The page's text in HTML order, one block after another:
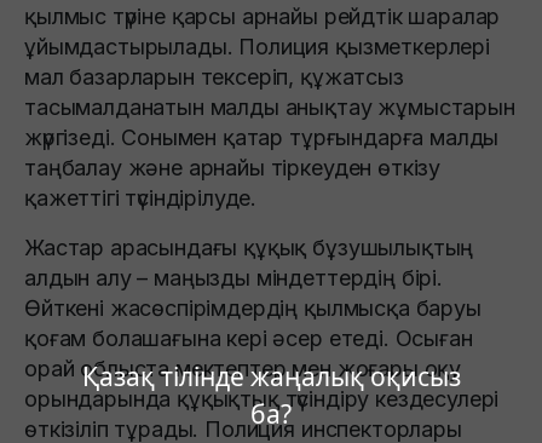
Қазақ тілінде жаңалық оқисыз
ба?
қылмыс түріне қарсы арнайы рейдтік шаралар
ұйымдастырылады. Полиция қызметкерлері
мал базарларын тексеріп, құжатсыз
тасымалданатын малды анықтау жұмыстарын
жүргізеді. Сонымен қатар тұрғындарға малды
таңбалау және арнайы тіркеуден өткізу
қажеттігі түсіндірілуде.
Жастар арасындағы құқық бұзушылықтың
алдын алу – маңызды міндеттердің бірі.
Өйткені жасөспірімдердің қылмысқа баруы
қоғам болашағына кері әсер етеді. Осыған
орай облыста мектептер мен жоғары оқу
орындарында құқықтық түсіндіру кездесулері
өткізіліп тұрады. Полиция инспекторлары